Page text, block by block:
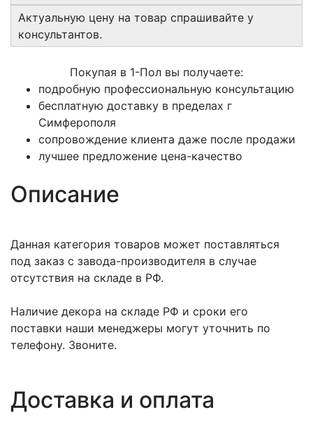
Актуальную цену на товар спрашивайте у
консультантов.
Покупая в 1-Пол вы получаете:
подробную профессиональную консультацию
бесплатную доставку в пределах г
Симферополя
сопровождение клиента даже после продажи
лучшее предложение цена-качество
Описание
Данная категория товаров может поставляться
под заказ с завода-производителя в случае
отсутствия на складе в РФ.
Наличие декора на складе РФ и сроки его
поставки наши менеджеры могут уточнить по
телефону. Звоните.
Доставка и оплата